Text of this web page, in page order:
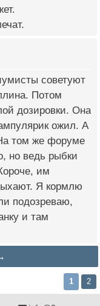
советуют
Потом
дозировки. Она
ожил. А
том же форуме
но ведь рыбки
им
Я кормлю
подозреваю,
и там
1 2